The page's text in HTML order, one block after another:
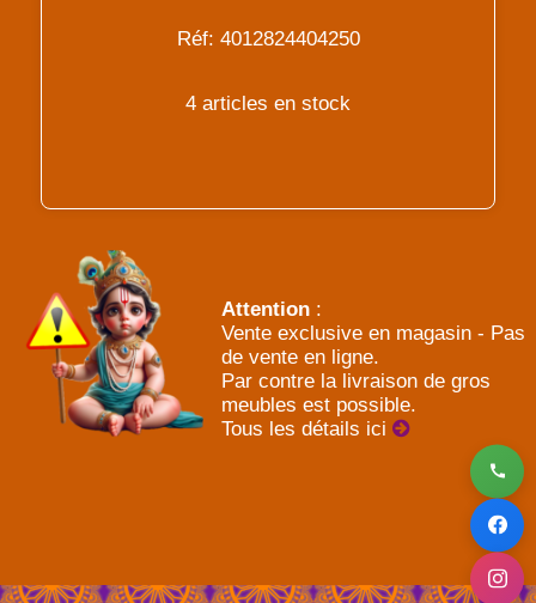
Réf: 4012824404250
4 articles en stock
Attention :
Vente exclusive en magasin - Pas
de vente en ligne.
Par contre la livraison de gros
meubles est possible.
Tous les détails ici